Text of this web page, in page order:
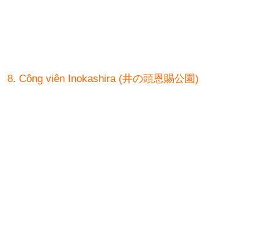
8. Công viên Inokashira (井の頭恩賜公園)